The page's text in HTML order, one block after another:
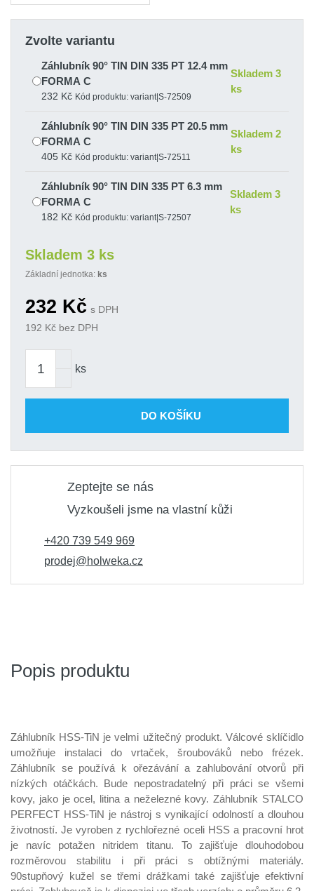
Zvolte variantu
Záhlubník 90° TIN DIN 335 PT 12.4 mm
FORMA C
232 Kč Kód produktu: variant|S-72509
Skladem 3
ks
Záhlubník 90° TIN DIN 335 PT 20.5 mm
FORMA C
405 Kč Kód produktu: variant|S-72511
Skladem 2
ks
Záhlubník 90° TIN DIN 335 PT 6.3 mm
FORMA C
182 Kč Kód produktu: variant|S-72507
Skladem 3
ks
Skladem 3 ks
Základní jednotka: ks
232 Kč s DPH
192 Kč bez DPH
ks
DO KOŠÍKU
Zeptejte se nás
Vyzkoušeli jsme na vlastní kůži
+420 739 549 969
prodej@holweka.cz
Popis produktu
Záhlubník HSS-TiN je velmi užitečný produkt. Válcové sklíčidlo
umožňuje instalaci do vrtaček, šroubováků nebo frézek.
Záhlubník se používá k ořezávání a zahlubování otvorů při
nízkých otáčkách. Bude nepostradatelný při práci se všemi
kovy, jako je ocel, litina a neželezné kovy. Záhlubník STALCO
PERFECT HSS-TiN je nástroj s vynikající odolností a dlouhou
životností. Je vyroben z rychlořezné oceli HSS a pracovní hrot
je navíc potažen nitridem titanu. To zajišťuje dlouhodobou
rozměrovou stabilitu i při práci s obtížnými materiály.
90stupňový kužel se třemi drážkami také zajišťuje efektivní